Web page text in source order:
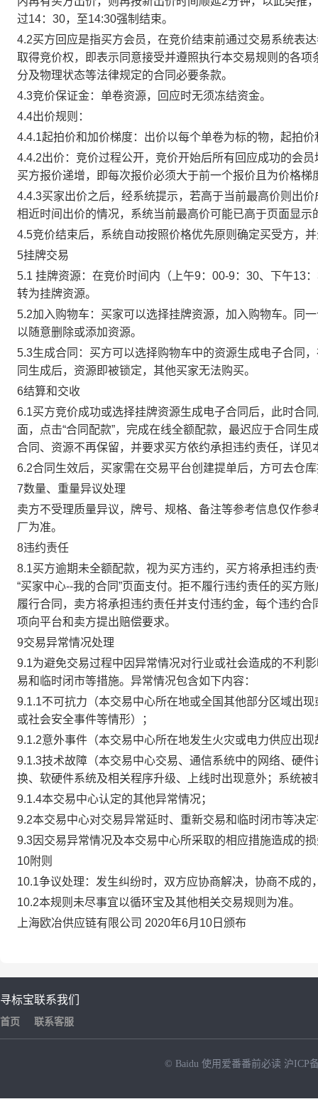
过14：30，至14:30强制结束。
4.2买方回应是指买方会员，在竞价结束前通过交易系统表
取得竞价权，即表示同意接受并遵照执行本交易规则的各
分及物理状态等法律规定的合同必要条款。
4.3竞价保证金：单卷资源，回应时无须冻结资金。
4.4出价规则：
4.4.1起拍价和加价梯度：出价以每个单卷为标的物，起拍
4.4.2出价：竞价过程公开，竞价开始后所有回应成功的会
买方报价递增，即每次报价必须大于前一个报价且为价格
4.4.3买家出价之后，经系统提示，若高于当前最高价则出
相近时间出价的情况，系统当前最高价可能已高于页面显示
4.5竞价结束后，系统自动按照价格优先原则确定买受方，
5挂牌交易
5.1 挂牌资源：在竞价时间内（上午9：00-9：30、下午13
转为挂牌资源。
5.2加入购物车：买家可以选择挂牌资源，加入购物车。同
以随意删除或添加资源。
5.3生成合同：买方可以选择购物车中的资源生成电子合同
同生成后，资源即被锁定，其他买家无法购买。
6结算和交收
6.1买方竞价成功或选择挂牌资源生成电子合同后，此时合
面，点击“合同配款”，完成在线全额配款，最迟应于合同
合同、资源不再保留，并要求买方依约承担违约责任，详见
6.2合同生效后，买家需在交易平台创建提单后，方可去仓
7数量、重量异议处理
卖方不受理质量异议，牌号、规格、备注等参考信息仅作
厂为准。
8违约责任
8.1买方逾期未全额配款，视为买方违约，买方将承担违约
“买家中心--我的合同”页面支付。拒不履行违约责任的买方
履行合同，卖方将承担违约责任并支付违约金，每个违约
项向平台和卖方提出赔偿要求。
9交易异常情况处理
9.1为避免交易过程中因异常情况对行业或社会造成的不利
易和临时闭市等措施。异常情况包含如下内容：
9.1.1不可抗力（本交易中心所在地或全国其他部分区域出
或社会安全事件等情形）；
9.1.2意外事件（本交易中心所在地发生火灾或电力供应出
9.1.3技术故障（本交易中心交易、通信系统中的网络、硬
换、软硬件系统及相关程序升级、上线时出现意外；系统
9.1.4本交易中心认定的其他异常情况；
9.2本交易中心对交易异常延时、重新交易和临时闭市等决
9.3因交易异常情况及本交易中心所采取的相应措施造成的
10附则
10.1争议处理：发生纠纷时，双方应协商解决，协商不成
10.2本规则未尽事宜以循环宝及其他相关交易规则为准。
上海欧冶供应链有限公司 2020年6月10日颁布
寻标宝
首页
联系我们
联系客服
© Baidu 使用爱番番前必读 沪ICP